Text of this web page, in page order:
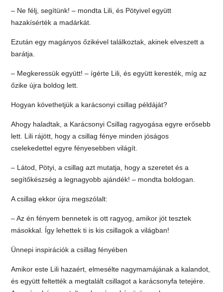
– Ne félj, segítünk! – mondta Lili, és Pötyivel együtt
hazakísérték a madárkát.
Ezután egy magányos őzikével találkoztak, akinek elveszett a
barátja.
– Megkeressük együtt! – ígérte Lili, és együtt keresték, míg az
őzike újra boldog lett.
Hogyan követhetjük a karácsonyi csillag példáját?
Ahogy haladtak, a Karácsonyi Csillag ragyogása egyre erősebb
lett. Lili rájött, hogy a csillag fénye minden jóságos
cselekedettel egyre fényesebben világít.
– Látod, Pötyi, a csillag azt mutatja, hogy a szeretet és a
segítőkészség a legnagyobb ajándék! – mondta boldogan.
A csillag ekkor újra megszólalt:
– Az én fényem bennetek is ott ragyog, amikor jót tesztek
másokkal. Így lehettek ti is kis csillagok a világban!
Ünnepi inspirációk a csillag fényében
Amikor este Lili hazaért, elmesélte nagymamájának a kalandot,
és együtt feltették a megtalált csillagot a karácsonyfa tetejére.